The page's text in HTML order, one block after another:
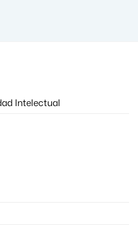
Intelectual